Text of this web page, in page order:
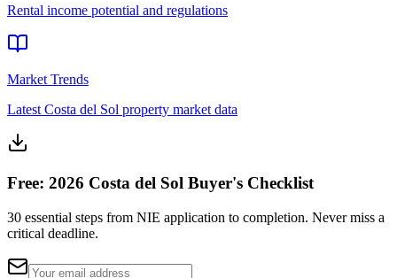
Rental income potential and regulations
Market Trends
Latest Costa del Sol property market data
Free: 2026 Costa del Sol Buyer's Checklist
30 essential steps from NIE application to completion. Never miss a
critical deadline.